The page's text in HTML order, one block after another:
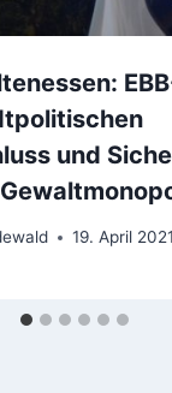
und
19. April 2021